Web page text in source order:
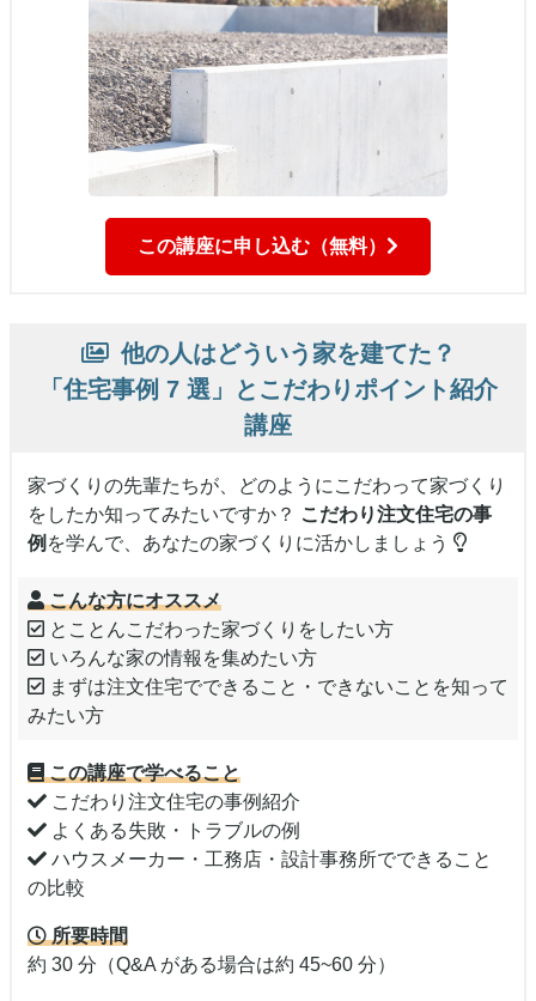
この講座に申し込む（無料）
他の人はどういう家を建てた？
「住宅事例 7 選」
と こだわりポイント紹介
講座
家づくりの先輩たちが、どのようにこだわって家づくり
をしたか知ってみたいですか？ こだわり注文住宅の事
例 を学んで、あなたの家づくりに活かしましょう
こんな方にオススメ
とことんこだわった家づくりをしたい方
いろんな家の情報を集めたい方
まずは注文住宅でできること・できないことを知って
みたい方
この講座で学べること
こだわり注文住宅の事例紹介
よくある失敗・トラブルの例
ハウスメーカー・工務店・設計事務所でできること
の比較
所要時間
約 30 分（Q&A がある場合は約 45~60 分）